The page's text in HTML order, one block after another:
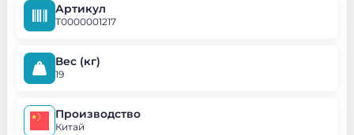
Артикул
Т0000001217
Вес (кг)
19
Производство
Китай